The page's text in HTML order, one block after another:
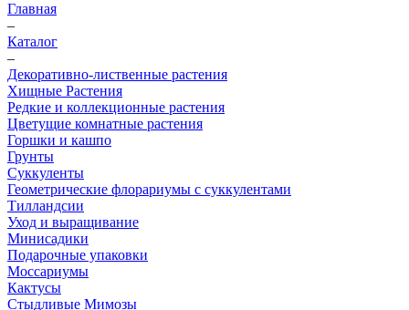
Главная
–
Каталог
–
Декоративно-лиственные растения
Хищные Растения
Редкие и коллекционные растения
Цветущие комнатные растения
Горшки и кашпо
Грунты
Суккуленты
Геометрические флорариумы с суккулентами
Тилландсии
Уход и выращивание
Минисадики
Подарочные упаковки
Моссариумы
Кактусы
Стыдливые Мимозы